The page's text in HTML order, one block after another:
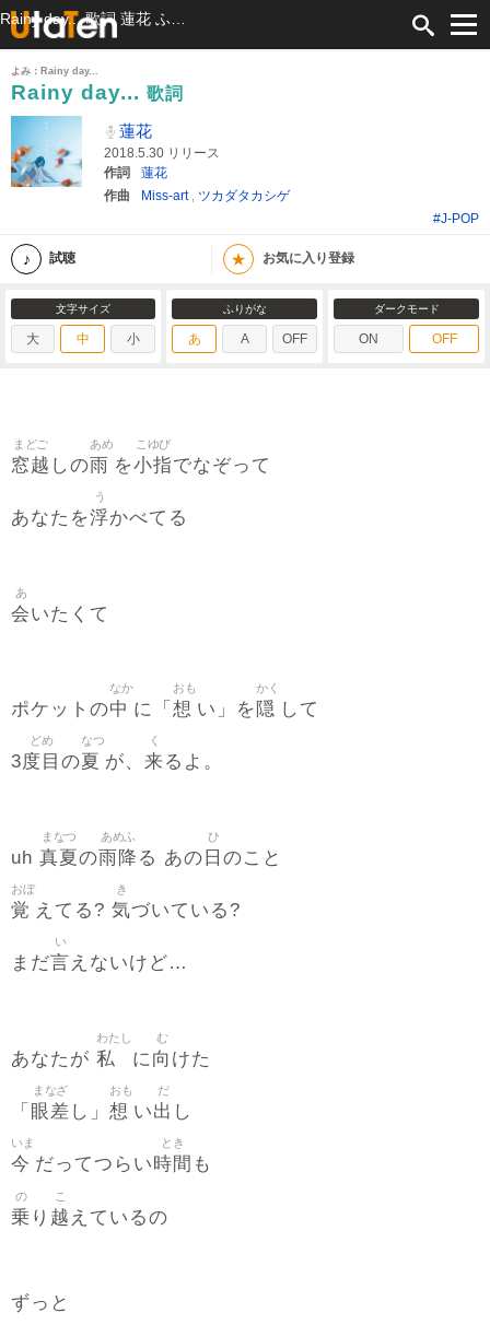
よみ：Rainy day...
Rainy day... 歌詞
蓮花
2018.5.30 リリース
作詞
蓮花
作曲
Miss-art , ツカダタカシゲ
#J-POP
試聴 ★ お気に入り登録
文字サイズ
大 中 小
ふりがな
あ A OFF
ダークモード
ON OFF
窓越
まどご
しの雨
あめ
を小指
こゆび
でなぞって
あなたを浮
う
かべてる
会
あ
いたくて
ポケットの中
なか
に「 想
おも
い」を 隠
かく
して
3度目
どめ
の夏
なつ
が、 来
く
るよ。
uh 真夏
まなつ
の雨降
あめふ
る あの 日
ひ
のこと
覚
おぼ
えてる? 気
き
づいている?
まだ言
い
えないけど…
あなたが 私
わたし
に向
む
けた
「 眼差
まなざ
し」 想
おも
い出
だ
し
今
いま
だってつらい時間
とき
も
乗
の
り 越
こ
えているの
ずっと